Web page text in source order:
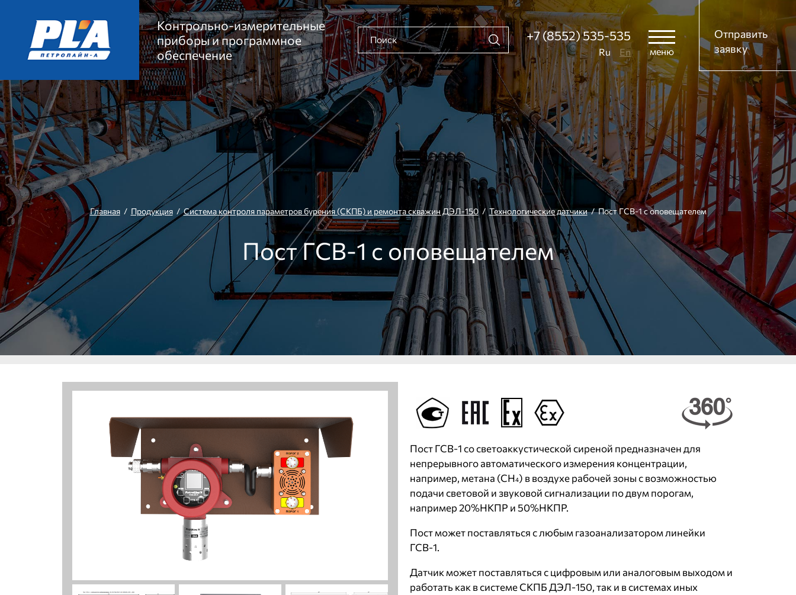
Контрольно-измерительные
приборы и программное
обеспечение
+7 (8552) 535-535
Ru En меню
Отправить
заявку
Главная/ Продукция/Система контроля параметров бурения (СКПБ) и ремонта скважин ДЭЛ-150/Технологические датчики/ Пост ГСВ-1 с оповещателем
Пост ГСВ-1 с оповещателем
Пост ГСВ-1 со светоаккустической сиреной предназначен для
непрерывного автоматического измерения концентрации,
например, метана (СН4) в воздухе рабочей зоны с возможностью
подачи световой и звуковой сигнализации по двум порогам,
например 20%НКПР и 50%НКПР.
Пост может поставляться с любым газоанализатором линейки
ГСВ-1.
Датчик может поставляться с цифровым или аналоговым выходом и
работать как в системе СКПБ ДЭЛ-150, так и в системах иных